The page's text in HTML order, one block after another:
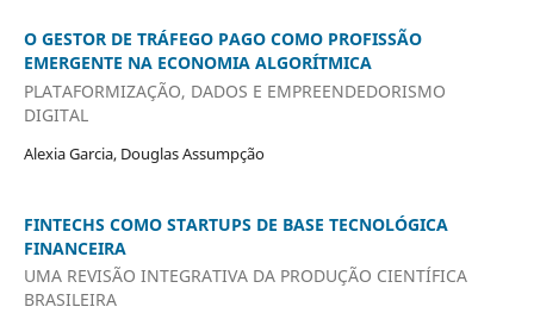
O GESTOR DE TRÁFEGO PAGO COMO PROFISSÃO
EMERGENTE NA ECONOMIA ALGORÍTMICA
PLATAFORMIZAÇÃO, DADOS E EMPREENDEDORISMO
DIGITAL
Alexia Garcia, Douglas Assumpção
FINTECHS COMO STARTUPS DE BASE TECNOLÓGICA
FINANCEIRA
UMA REVISÃO INTEGRATIVA DA PRODUÇÃO CIENTÍFICA
BRASILEIRA